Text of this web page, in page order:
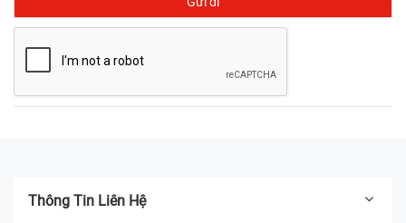
Thông Tin Liên Hệ